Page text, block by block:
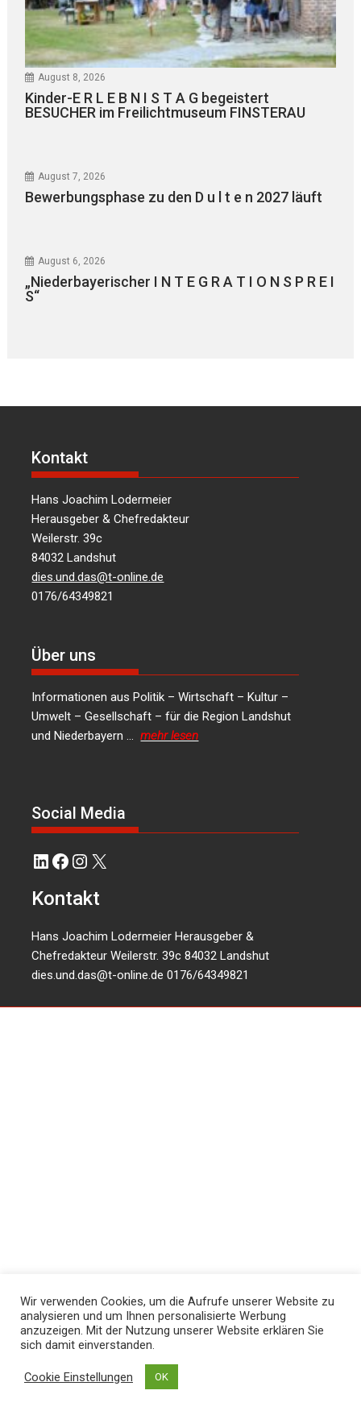
August 8, 2026
Kinder-E R L E B N I S T A G begeistert
BESUCHER im Freilichtmuseum FINSTERAU
August 7, 2026
Bewerbungsphase zu den D u l t e n 2027 läuft
August 6, 2026
„Niederbayerischer I N T E G R A T I O N S P R E I
S“
Kontakt
Hans Joachim Lodermeier
Herausgeber & Chefredakteur
Weilerstr. 39c
84032 Landshut
dies.und.das@t-online.de
0176/64349821
Über uns
Informationen aus Politik – Wirtschaft – Kultur –
Umwelt – Gesellschaft – für die Region Landshut
und Niederbayern …mehr lesen
Social Media
LinkedIn
Facebook
Instagram
X
Kontakt
Hans Joachim Lodermeier Herausgeber &
Chefredakteur Weilerstr. 39c 84032 Landshut
dies.und.das@t-online.de 0176/64349821
Wir verwenden Cookies, um die Aufrufe unserer Website zu
analysieren und um Ihnen personalisierte Werbung
anzuzeigen. Mit der Nutzung unserer Website erklären Sie
sich damit einverstanden.
Cookie Einstellungen OK